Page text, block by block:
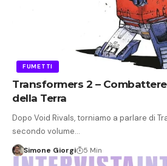
FUMETTI
Transformers 2 –
della Terra
Dopo Void Rivals, torniamo a parlare di
secondo volume…
Simone Giorgi 5 Min